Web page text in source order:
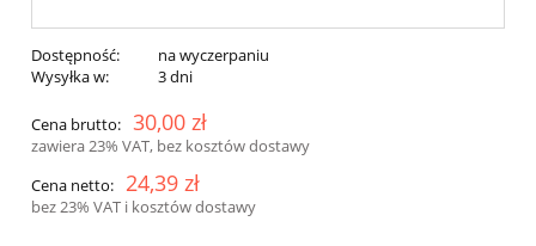
Dostępność:
na wyczerpaniu
Wysyłka w:
3 dni
Cena brutto: 30,00 zł
zawiera 23% VAT, bez kosztów dostawy
Cena netto: 24,39 zł
bez 23% VAT i kosztów dostawy